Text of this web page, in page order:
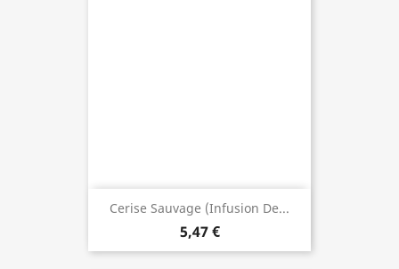
Cerise Sauvage (infusion De...
5,47 €